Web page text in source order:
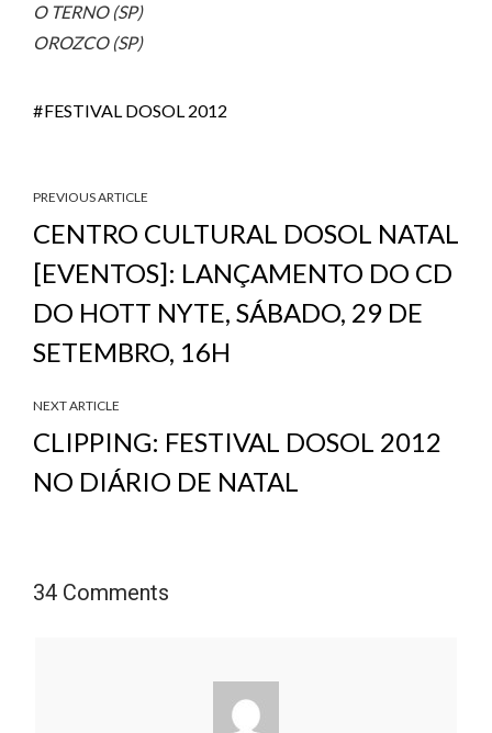
O TERNO (SP)
OROZCO (SP)
FESTIVAL DOSOL 2012
PREVIOUS ARTICLE
CENTRO CULTURAL DOSOL NATAL
[EVENTOS]: LANÇAMENTO DO CD
DO HOTT NYTE, SÁBADO, 29 DE
SETEMBRO, 16H
NEXT ARTICLE
CLIPPING: FESTIVAL DOSOL 2012
NO DIÁRIO DE NATAL
34 Comments